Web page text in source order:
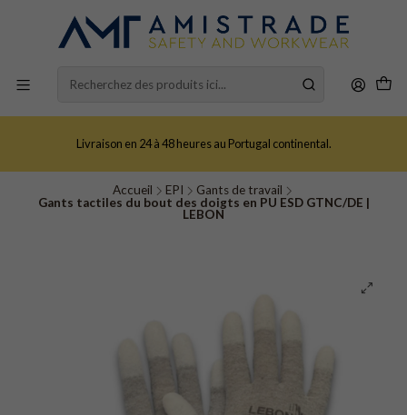
Livraison en 24 à 48 heures au Portugal continental.
Accueil EPI
Gants de travail
Gants tactiles du bout des doigts en PU ESD GTNC/DE |
LEBON